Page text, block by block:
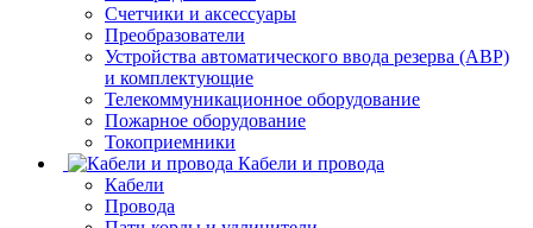
Счетчики и аксессуары
Преобразователи
Устройства автоматического ввода резерва (АВР)
и комплектующие
Телекоммуникационное оборудование
Пожарное оборудование
Токоприемники
Кабели и провода
Кабели
Провода